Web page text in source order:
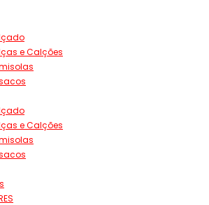
e Calções
e Calções